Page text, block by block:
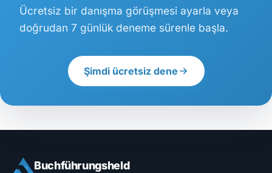
Ücretsiz bir danışma görüşmesi ayarla veya
doğrudan 7 günlük deneme sürenle başla.
Şimdi ücretsiz dene
Buchführungsheld